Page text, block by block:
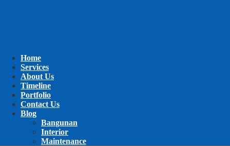
Home
Services
About Us
Timeline
Portfolio
Contact Us
Blog
Bangunan
Interior
Maintenance